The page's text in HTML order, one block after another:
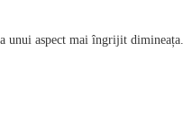
unui aspect mai îngrijit